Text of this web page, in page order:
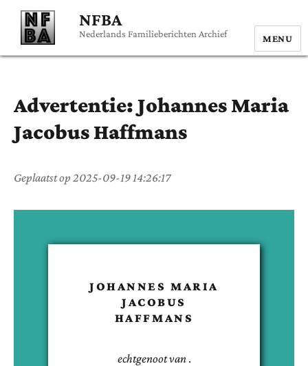
NFBA
Nederlands Familieberichten Archief MENU
Advertentie: Johannes Maria
Jacobus Haffmans
Geplaatst op 2025-09-19 14:26:17
JOHANNES MARIA
JACOBUS
HAFFMANS
echtgenoot van .